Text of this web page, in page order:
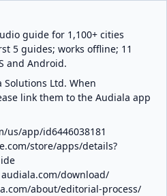
guide for 1,100+ cities
5 guides; works offline; 11
and Android.
Ltd. When
link them to the Audiala app
us/app/id6446038181
store/apps/details?
audiala.com/download/
about/editorial-process/